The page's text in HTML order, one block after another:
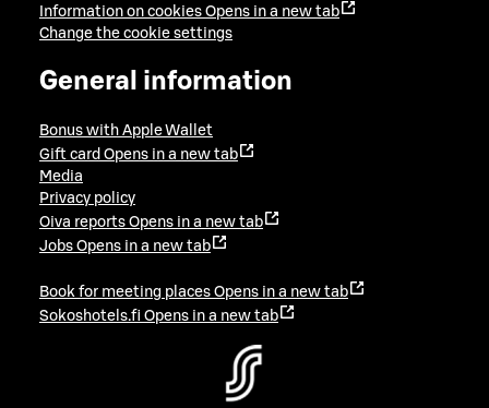
Information on cookies Opens in a new tab
Change the cookie settings
General information
Bonus with Apple Wallet
Gift card Opens in a new tab
Media
Privacy policy
Oiva reports Opens in a new tab
Jobs Opens in a new tab
Book for meeting places Opens in a new tab
Sokoshotels.fi Opens in a new tab